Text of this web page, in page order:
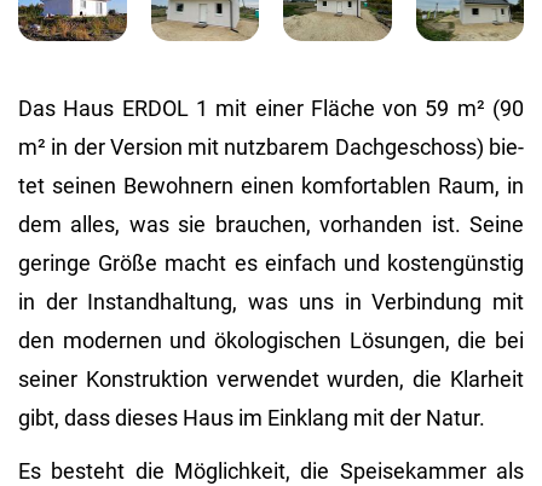
Das Haus ERDOL 1 mit einer Flä­che von 59 m² (90
m² in der Ver­si­on mit nutz­ba­rem Dach­ge­schoss) bie­
tet sei­nen Be­woh­nern einen kom­for­ta­blen Raum, in
dem alles, was sie brau­chen, vor­han­den ist. Seine
ge­rin­ge Größe macht es ein­fach und kos­ten­güns­tig
in der In­stand­hal­tung, was uns in Ver­bin­dung mit
den mo­der­nen und öko­lo­gi­schen Lö­sun­gen, die bei
sei­ner Kon­struk­ti­on ver­wen­det wur­den, die Klar­heit
gibt, dass die­ses Haus im Ein­klang mit der Natur.
Es be­steht die Mög­lich­keit, die Spei­se­kam­mer als